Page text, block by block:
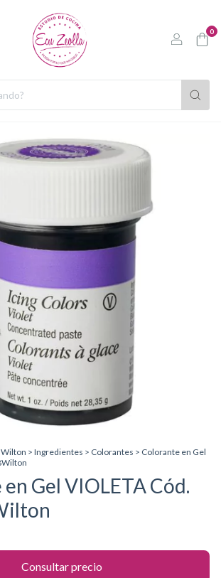
0
Wilton > Ingredientes > Colorantes > Colorante en Gel
Gel VIOLETA Cód.